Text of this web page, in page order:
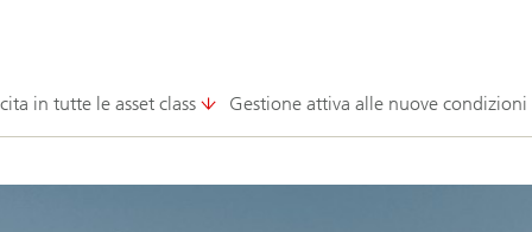
in tutte le asset class Gestione attiva alle nuove condizioni